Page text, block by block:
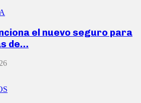
el nuevo seguro para
de…